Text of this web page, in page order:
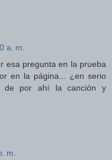
a. m.
esa pregunta en la prueba
en la página... ¿en serio
de por ahí la canción y
m.